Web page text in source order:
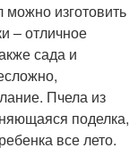
изготовить
– отличное
сада и
Пчела из
поделка,
все лето.